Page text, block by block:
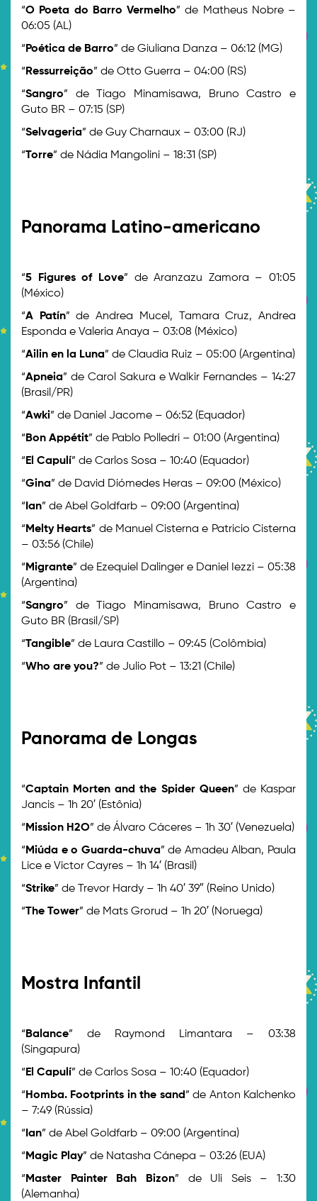
“O Poeta do Barro Vermelho” de Matheus Nobre –
06:05 (AL)
“ Poética de Barro” de Giuliana Danza – 06:12 (MG)
“ Ressurreição” de Otto Guerra – 04:00 (RS)
“Sangro” de Tiago Minamisawa, Bruno Castro e
Guto BR – 07:15 (SP)
“Selvageria” de Guy Charnaux – 03:00 (RJ)
“Torre” de Nádia Mangolini – 18:31 (SP)
Panorama Latino-americano
“5 Figures of Love” de Aranzazu Zamora – 01:05
(México)
“A Patín” de Andrea Mucel, Tamara Cruz, Andrea
Esponda e Valeria Anaya – 03:08 (México)
“Ailin en la Luna” de Claudia Ruiz – 05:00 (Argentina)
“Apneia” de Carol Sakura e Walkir Fernandes – 14:27
(Brasil/PR)
“Awki” de Daniel Jacome – 06:52 (Equador)
“ Bon Appétit” de Pablo Polledri – 01:00 (Argentina)
“ El Capulí” de Carlos Sosa – 10:40 (Equador)
“Gina” de David Diómedes Heras – 09:00 (México)
“ Ian” de Abel Goldfarb – 09:00 (Argentina)
“ Melty Hearts” de Manuel Cisterna e Patricio Cisterna
– 03:56 (Chile)
“ Migrante” de Ezequiel Dalinger e Daniel Iezzi – 05:38
(Argentina)
“Sangro” de Tiago Minamisawa, Bruno Castro e
Guto BR (Brasil/SP)
“Tangible” de Laura Castillo – 09:45 (Colômbia)
“Who are you?” de Julio Pot – 13:21 (Chile)
Panorama de Longas
“Captain Morten and the Spider Queen” de Kaspar
Jancis – 1h 20′ (Estônia)
“ Mission H2O” de Álvaro Cáceres – 1h 30′ (Venezuela)
“ Miúda e o Guarda-chuva” de Amadeu Alban, Paula
Lice e Victor Cayres – 1h 14′ (Brasil)
“Strike” de Trevor Hardy – 1h 40′ 39″ (Reino Unido)
“The Tower” de Mats Grorud – 1h 20′ (Noruega)
Mostra Infantil
“ Balance” de Raymond Limantara – 03:38
(Singapura)
“ El Capulí” de Carlos Sosa – 10:40 (Equador)
“ Homba. Footprints in the sand ” de Anton Kalchenko
– 7:49 (Rússia)
“ Ian” de Abel Goldfarb – 09:00 (Argentina)
“ Magic Play” de Natasha Cánepa – 03:26 (EUA)
“ Master Painter Bah Bizon” de Uli Seis – 1:30
(Alemanha)